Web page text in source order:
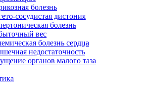
болезнь
сосудистая дистония
болезнь
вес
болезнь сердца
недостаточность
органов малого таза